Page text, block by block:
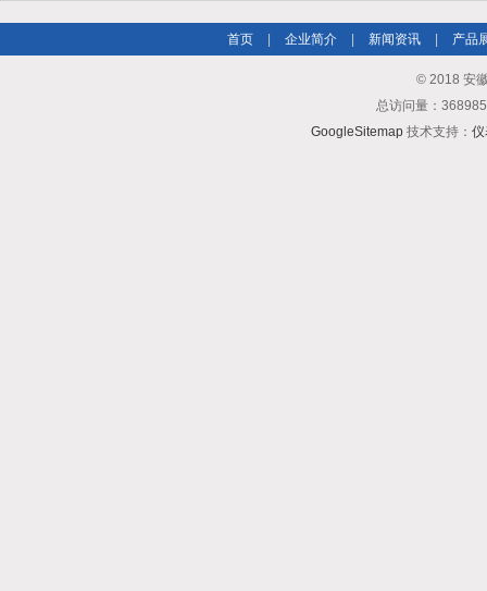
首页 企业简介 新闻资讯 产品
© 2018 安
总访问量：
GoogleSitemap技术支持： 仪